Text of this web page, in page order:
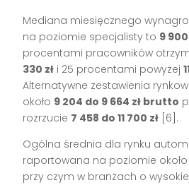
Mediana miesięcznego
na poziomie specjalisty to 9
procentami pracowników
330 zł i 25 procentami powyżej
Alternatywne zestawienia
około 9 204 do 9 664 zł brutto
rozrzucie 7 458 do 11 700 zł [6].
Ogólna średnia dla rynku
raportowana na poziomie około
przy czym w branżach o